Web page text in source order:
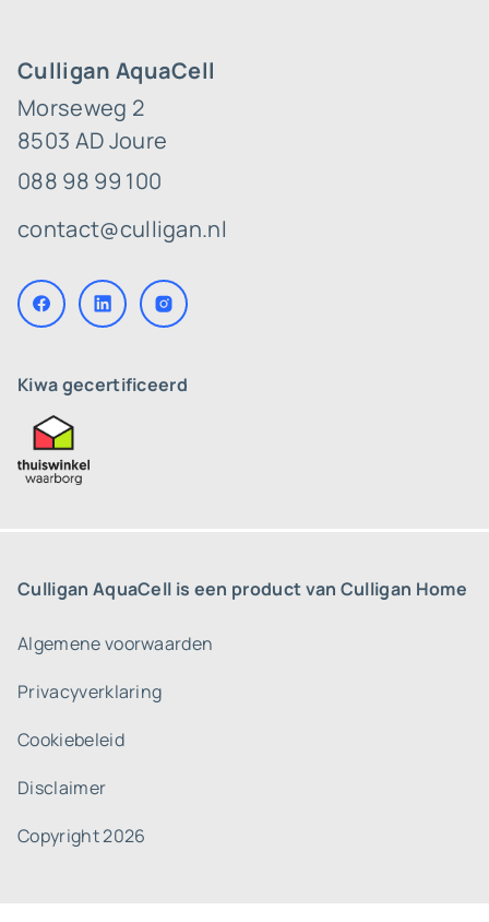
Culligan AquaCell
Morseweg 2
8503 AD Joure
088 98 99 100
contact@culligan.nl
Kiwa gecertificeerd
Culligan AquaCell is een product van Culligan Home
Algemene voorwaarden
Privacyverklaring
Cookiebeleid
Disclaimer
Copyright 2026